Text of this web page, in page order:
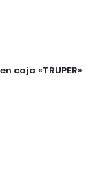
caja «TRUPER»